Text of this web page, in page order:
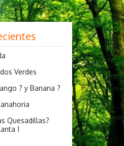
Verdes
? y Banana ?
Quesadillas?
!